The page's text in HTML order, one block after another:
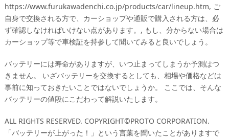
https://www.furukawadenchi.co.jp/products/car/lineup.htm, ご
自身で交換される方で、カーショップや通販で購入される方は、必
ず確認しなければいけない点があります。, もし、分からない場合は
カーショップ等で車検証を持参して聞いてみると良いでしょう。
バッテリーには寿命がありますが、いつ止まってしまうか予測はつ
きません。 いざバッテリーを交換するとしても、相場や価格などは
事前に知っておきたいことではないでしょうか。 ここでは、そんな
バッテリーの値段にこだわって解説いたします。
ALL RIGHTS RESERVED. COPYRIGHT©PROTO CORPORATION.
「バッテリーが上がった！」という言葉を聞いたことがありますで